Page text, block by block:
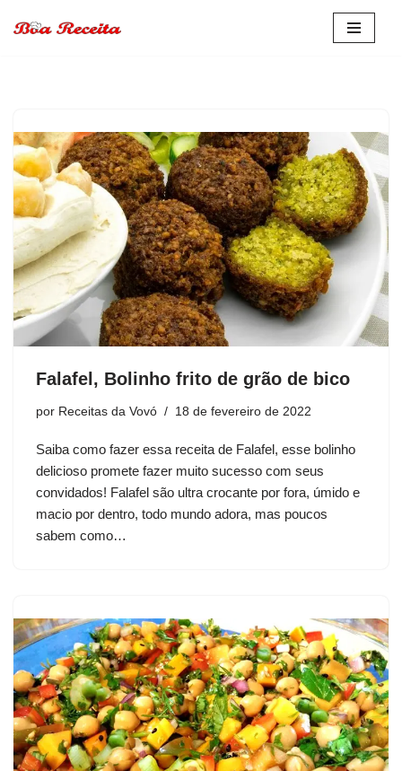
Falafel, Bolinho frito de grão de bico
por Receitas da Vovó 18 de fevereiro de 2022
Saiba como fazer essa receita de Falafel, esse bolinho
delicioso promete fazer muito sucesso com seus
convidados! Falafel são ultra crocante por fora, úmido e
macio por dentro, todo mundo adora, mas poucos
sabem como…